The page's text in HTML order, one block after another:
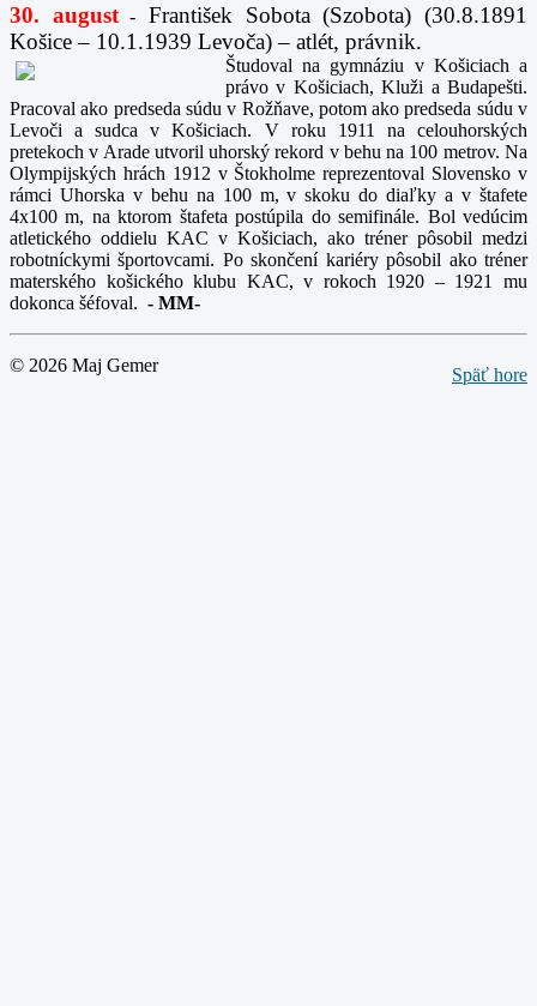
30. august-
František Sobota (Szobota) (30.8.1891
Košice – 10.1.1939 Levoča) – atlét, právnik.
Študoval na gymnáziu v Košiciach a
právo v Košiciach, Kluži a Budapešti.
Pracoval ako predseda súdu v Rožňave, potom ako predseda súdu v
Levoči a sudca v Košiciach. V roku 1911 na celouhorských
pretekoch v Arade utvoril uhorský rekord v behu na 100 metrov. Na
Olympijských hrách 1912 v Štokholme reprezentoval Slovensko v
rámci Uhorska v behu na 100 m, v skoku do diaľky a v štafete
4x100 m, na ktorom štafeta postúpila do semifinále. Bol vedúcim
atletického oddielu KAC v Košiciach, ako tréner pôsobil medzi
robotníckymi športovcami. Po skončení kariéry pôsobil ako tréner
materského košického klubu KAC, v rokoch 1920 – 1921 mu
dokonca šéfoval. - MM-
Späť hore
© 2026 Maj Gemer